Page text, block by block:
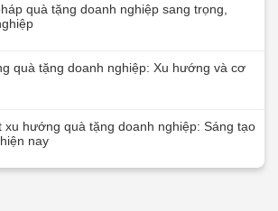
quà tặng doanh nghiệp sang trọng,
quà tặng doanh nghiệp: Xu hướng và cơ
xu hướng quà tặng doanh nghiệp: Sáng tạo
nay